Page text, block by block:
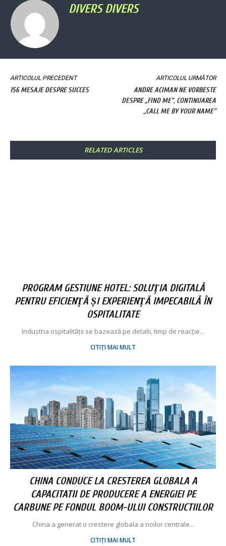
DIVERS DIVERS
ARTICOLUL PRECEDENT
156 MESAJE DESPRE SUCCES
ARTICOLUL URMĂTOR
ANDRE ACIMAN NE VORBESTE
DESPRE „FIND ME”, CONTINUAREA
„CALL ME BY YOUR NAME”
RELATED ARTICLES
PROGRAM GESTIUNE HOTEL: SOLUȚIA DIGITALĂ
PENTRU EFICIENȚĂ ȘI EXPERIENȚĂ IMPECABILĂ ÎN
OSPITALITATE
Industria ospitalității se bazează pe detalii, timp de reacție...
CITIȚI MAI MULT
CHINA CONDUCE LA CRESTEREA GLOBALA A
CAPACITATII DE PRODUCERE A ENERGIEI PE
CARBUNE PE FONDUL BOOM-ULUI CONSTRUCTIILOR
China a generat o crestere globala a noilor centrale...
CITIȚI MAI MULT